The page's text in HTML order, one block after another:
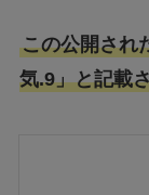
この公開され
気.9」と記載